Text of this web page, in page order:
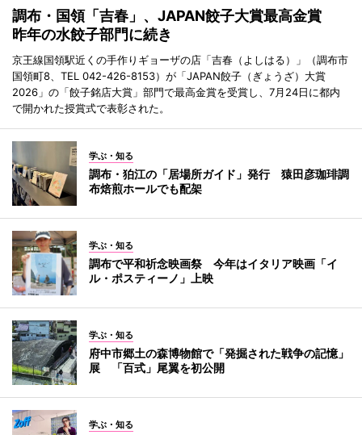
調布・国領「吉春」、JAPAN餃子大賞最高金賞
昨年の水餃子部門に続き
京王線国領駅近くの手作りギョーザの店「吉春（よしはる）」（調布市
国領町8、TEL 042-426-8153）が「JAPAN餃子（ぎょうざ）大賞
2026」の「餃子銘店大賞」部門で最高金賞を受賞し、7月24日に都内
で開かれた授賞式で表彰された。
学ぶ・知る
調布・狛江の「居場所ガイド」発行 猿田彦珈琲調
布焙煎ホールでも配架
学ぶ・知る
調布で平和祈念映画祭 今年はイタリア映画「イ
ル・ポスティーノ」上映
学ぶ・知る
府中市郷土の森博物館で「発掘された戦争の記憶」
展 「百式」尾翼を初公開
学ぶ・知る